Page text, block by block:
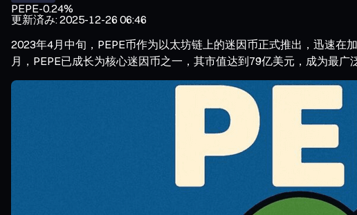
PEPE-0.24%
更新済み:2025-12-26 06:46
2023年4月中旬，PEPE币作为以太坊链上的迷因币正式推出，迅速在
月，PEPE已成长为核心迷因币之一，其市值达到79亿美元，成为最